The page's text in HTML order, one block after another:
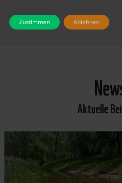
Aktuelle
Zustimmen Ablehnen